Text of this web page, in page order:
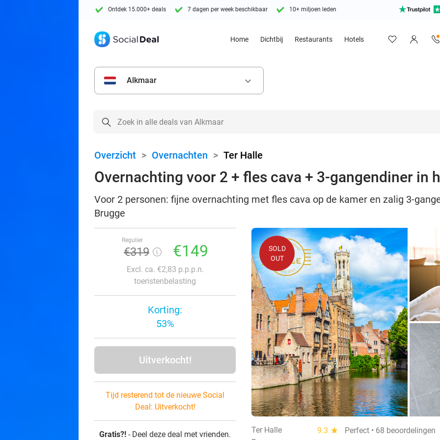
Ontdek 15.000+ deals 7 dagen per week beschikbaar 10+ miljoen leden
Home Dichtbij Restaurants Hotels
Alkmaar keyboard_arrow_down
Overzicht > Overnachten > Ter Halle
Overnachting voor 2 + fles cava + 3-gangendiner in
Voor 2 personen: fijne overnachting met fles cava op de kamer en zalig 3-
Brugge
Regulier
€319 €149
Excl. ca. €2,83 p.p.p.n.
toeristenbelasting
Korting:
53%
Uitverkocht!
Tijd resterend tot de nieuwe Social
Deal: Uitverkocht!
Gratis?! - Deel deze deal met vrienden.
SOLD
OUT
Ter Halle 9.3 star
Perfect • 68 beoordelingen